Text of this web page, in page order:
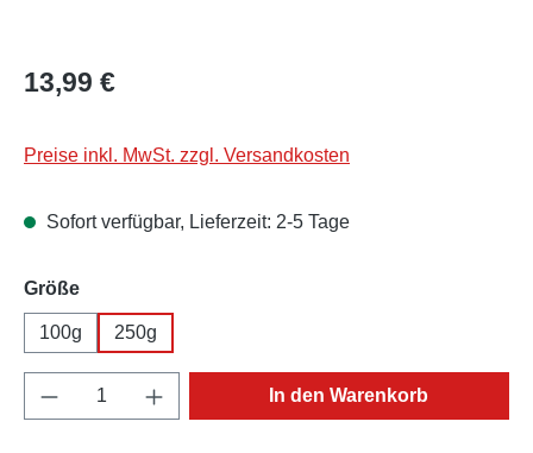
Regulärer Preis:
13,99 €
Preise inkl. MwSt. zzgl. Versandkosten
Sofort verfügbar, Lieferzeit: 2-5 Tage
Größeauswählen
100g 250g
Produkt Anzahl: Gib den gewünschten
In den Warenkorb